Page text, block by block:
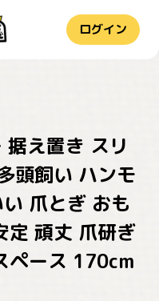
ログイン
え置き スリ
頭飼い ハンモ
爪とぎ おも
定 頑丈 爪研ぎ
ペース 170cm